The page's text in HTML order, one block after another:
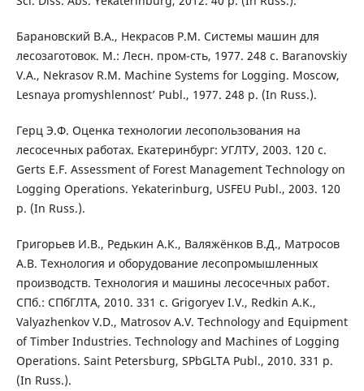
Барановский В.А., Некрасов Р.М. Системы машин для
лесозаготовок. М.: Лесн. пром-сть, 1977. 248 с. Baranovskiy
V.A., Nekrasov R.M. Machine Systems for Logging. Moscow,
Lesnaya promyshlennost’ Publ., 1977. 248 p. (In Russ.).
Герц Э.Ф. Оценка технологии лесопользования на
лесосечных работах. Екатеринбург: УГЛТУ, 2003. 120 с.
Gerts E.F. Assessment of Forest Management Technology on
Logging Operations. Yekaterinburg, USFEU Publ., 2003. 120
p. (In Russ.).
Григорьев И.В., Редькин А.К., Валяжёнков В.Д., Матросов
А.В. Технология и оборудование лесопромышленных
производств. Технология и машины лесосечных работ.
СПб.: СПбГЛТА, 2010. 331 с. Grigoryev I.V., Redkin A.K.,
Valyazhenkov V.D., Matrosov A.V. Technology and Equipment
of Timber Industries. Technology and Machines of Logging
Operations. Saint Petersburg, SPbGLTA Publ., 2010. 331 p.
(In Russ.).